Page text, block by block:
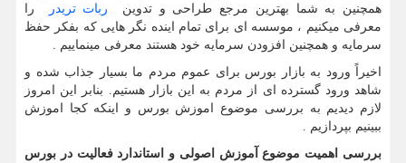
همچنین به شما بهترین مرجع طراحی و تدوین ربات تریدر
را
معرفی میکنیم ، موسسه ای برای تمام اینده نگر هایی که بفکر حفظ
سرمایه و همچنین افزودن سرمایه خود هستند معرفی مینماییم .
اخیرا‌ً ورود به بازار بورس برای عموم مردم ما بسیار جذاب شده و
شاهد ورود گسترده ای از مردم به این بازار هستیم. بنابر این امروز
لازم دیدیم به بررسی موضوع اموزش بورس و اینکه کجا اموزش
ببینیم بپردازیم .
بررسی اهمیت موضوع آموزش اصولی و استاندارد فعالیت در بورس